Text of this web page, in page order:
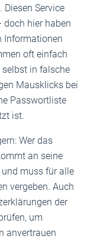
Service
doch hier haben
Informationen
oft einfach
selbst in falsche
Mausklicks bei
Passwortliste
ist.
Wer das
an seine
muss für alle
vergeben. Auch
der
um
anvertrauen